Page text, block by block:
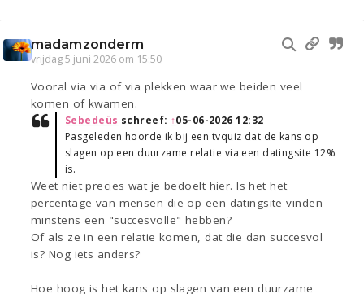
madamzonderm
vrijdag 5 juni 2026 om 15:50
Vooral via via of via plekken waar we beiden veel
komen of kwamen.
Sebedeüs schreef: ↑05-06-2026 12:32
Pasgeleden hoorde ik bij een tvquiz dat de kans op
slagen op een duurzame relatie via een datingsite 12%
is.
Weet niet precies wat je bedoelt hier. Is het het
percentage van mensen die op een datingsite vinden
minstens een "succesvolle" hebben?
Of als ze in een relatie komen, dat die dan succesvol
is? Nog iets anders?
Hoe hoog is het kans op slagen van een duurzame